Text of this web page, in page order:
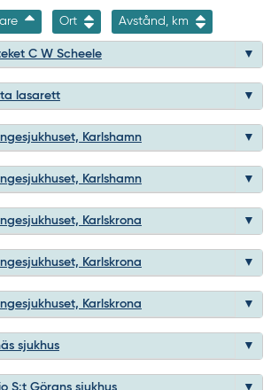
Ort Avstånd, km
C W Scheele
lasarett
Karlshamn
Karlshamn
Karlskrona
Karlskrona
Karlskrona
sjukhus
S:t Görans sjukhus